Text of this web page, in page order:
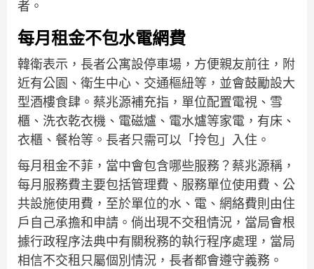
者。
每月租金不包水電網費
韓衛表示，長者公寓設停車場，方便親友前往，附
近有公園、衛生中心、交通樞紐等，並會鼓勵設大
型酒樓食肆。蔡兆源補充指，單位配置電視、雪
櫃、洗衣乾衣機、電磁爐、電水爐等家電，有床、
衣櫃、餐枱等。長者只需可以「拎包」入住。
每月租金不菲，當中會包含哪些服務？蔡兆源稱，
每月服務費主要包括管理費、服務單位使用費、公
共設施使用費，至於單位的水、電、網絡費則由住
戶自己承擔和申請。倘出現不交租情況，當局會根
據行政程序法典中有關稅務的執行程序處理，當局
相信不交租只屬個別情況，長者都會遵守義務。